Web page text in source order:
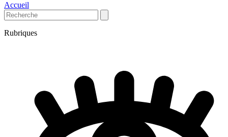
Accueil
Rubriques